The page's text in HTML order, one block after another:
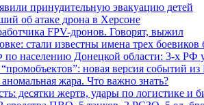
принудительную эвакуацию детей
об атаке дрона в Херсоне
FPV-дронов. Говорят, выжил
стали известны имена трех боевиков
населению Донецкой области: 3-х РФ
новая версия событий из
жара. Что важно знать?
десятки жертв, удары по логистике и